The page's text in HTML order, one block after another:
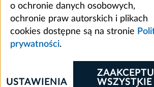
o ochronie danych osobowych,
ochronie praw autorskich i plikach
cookies dostępne są na stronie
prywatności.
WSZYSTKIE I
USTAWIENIA